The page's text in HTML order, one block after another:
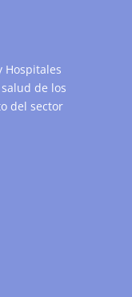
Hospitales
de los
del sector